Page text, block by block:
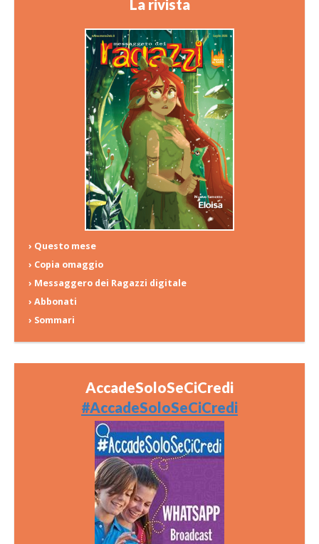
La rivista
› Questo mese
› Copia omaggio
› Messaggero dei Ragazzi digitale
› Abbonati
› Sommari
AccadeSoloSeCiCredi
#AccadeSoloSeCiCredi